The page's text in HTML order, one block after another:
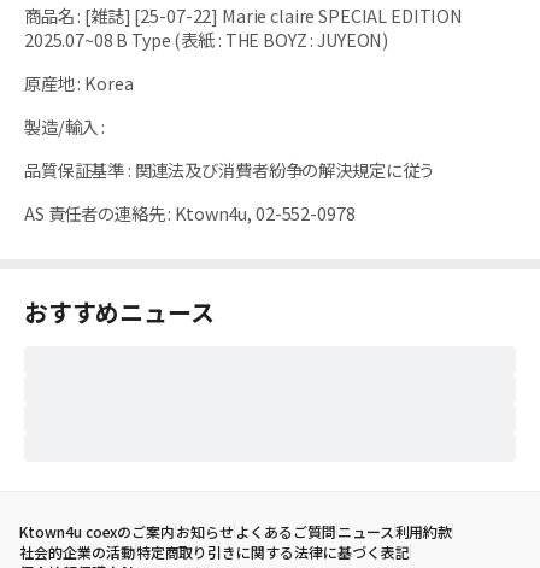
商品名: [雑誌] [25-07-22] Marie claire SPECIAL EDITION
2025.07~08 B Type (表紙 : THE BOYZ : JUYEON)
原産地: Korea
製造/輸入 :
品質保証基準: 関連法及び消費者紛争の解決規定に従う
AS 責任者の連絡先: Ktown4u, 02-552-0978
おすすめニュース
Ktown4u coexのご案内お知らせよくあるご質問ニュース利用約款
社会的企業の活動特定商取り引きに関する法律に基づく表記